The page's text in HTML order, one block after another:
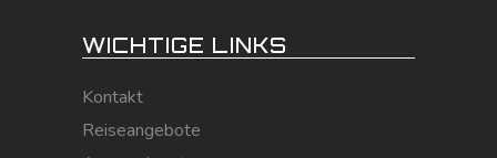
WICHTIGE LINKS
Kontakt
Reiseangebote